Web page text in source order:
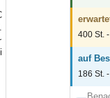
400 St.
auf
186 St.